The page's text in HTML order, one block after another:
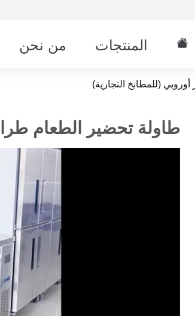
المنتجات من نحن
(للمطابخ التجارية)
طاولة تحضير الطعام